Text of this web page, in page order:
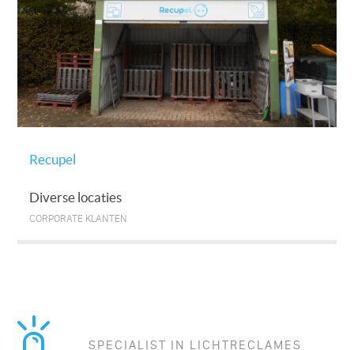
Recupel
Diverse locaties
CORPORATE KLANTEN
SPECIALIST IN LICHTRECLAMES